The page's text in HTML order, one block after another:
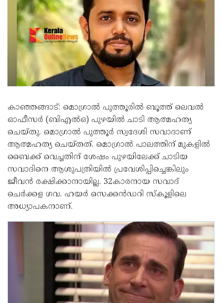
കാഞ്ഞങ്ങാട്: മൊഗ്രാൽ പുത്തൂരിൽ ബൂത്ത് ലെവൽ
ഓഫീസർ (ബിഎൽഒ) പുഴയിൽ ചാടി ആത്മഹത്യ
ചെയ്തു. മൊഗ്രാൽ പുത്തൂർ സ്വദേശി സവാദാണ്
ആത്മഹത്യ ചെയ്തത്. മൊഗ്രാൽ പാലത്തിന് മുകളിൽ
ബൈക്ക് വെച്ചതിന് ശേഷം പുഴയിലേക്ക് ചാടിയ
സവാദിനെ ആശുപത്രിയിൽ പ്രവേശിപ്പിച്ചെങ്കിലും
ജീവൻ രക്ഷിക്കാനായില്ല. 32കാരനായ സവാദ്
ചെർക്കള ഗവ. ഹയർ സെക്കൻഡറി സ്‌കൂളിലെ
അധ്യാപകനാണ്.